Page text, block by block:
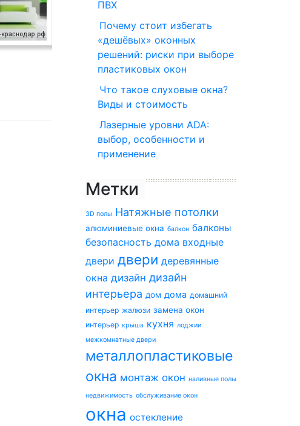
ПВХ
Почему стоит избегать
«дешёвых» оконных
решений: риски при выборе
пластиковых окон
Что такое слуховые окна?
Виды и стоимость
Лазерные уровни ADA:
выбор, особенности и
применение
Метки
3D полы Натяжные потолки
алюминиевые окна балкон балконы
безопасность дома входные
двери двери деревянные
окна дизайн дизайн
интерьера дом дома домашний
интерьер жалюзи замена окон
интерьер крыша кухня лоджии
межкомнатные двери
металлопластиковые
окна монтаж окон наливные полы
недвижимость обслуживание окон
окна остекление